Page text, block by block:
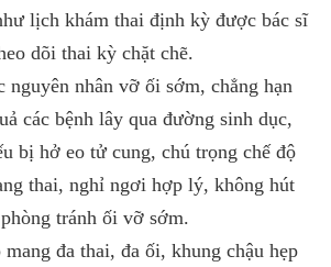
lịch khám thai định kỳ được bác sĩ
dõi thai kỳ chặt chẽ.
nhân vỡ ối sớm, chẳng hạn
các bệnh lây qua đường sinh dục,
bị hở eo tử cung, chú trọng chế độ
thai, nghỉ ngơi hợp lý, không hút
tránh ối vỡ sớm.
đa thai, đa ối, khung chậu hẹp